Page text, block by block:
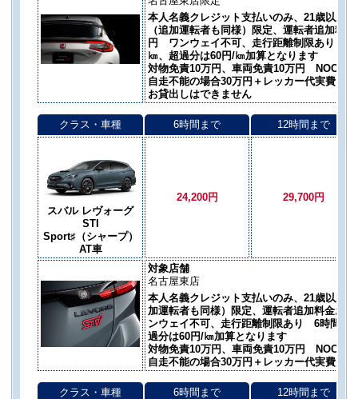
本人名義クレジット支払いのみ、21歳以上
（追加運転者も同様）限定、運転者追加料
円 ワンウェイ不可、走行距離制限あり 6
㎞、超過分は60円/㎞加算となります
対物免責10万円、車両免責10万円 NOC自
自走不能の場合30万円＋レッカー代実費
お貸出しはできません
クラス・車種 6時間まで 12時間まで
スバル レヴォーグ
STI
Sport♯（シャープ）
AT車
24,200円 29,700円
対象店舗
名古屋東店
本人名義クレジット支払いのみ、21歳以上
加運転者も同様）限定、運転者追加料金お
ンウェイ不可、走行距離制限あり 6時間
過分は60円/㎞加算となります
対物免責10万円、車両免責10万円 NOC自
自走不能の場合30万円＋レッカー代実費
クラス・車種 6時間まで 12時間まで